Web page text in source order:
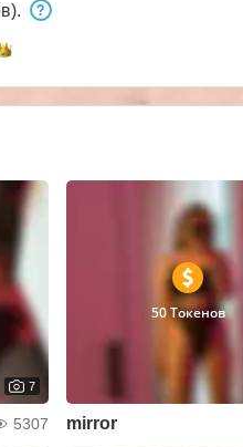
7
5307
50 Токенов
mirror